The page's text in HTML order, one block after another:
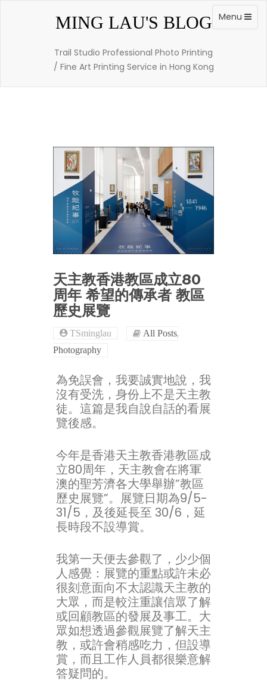
MING LAU'S BLOG
Trail Studio Professional Photo Printing
/ Fine Art Printing Service in Hong Kong
Toggle
navigation
Menu
天主教香港教區成立80
周年 希望的傳承者 教區
歷史展覽
TSminglau All Posts,
Photography
為免誤會，我要誠實地說，我
沒有受洗，身份上不是天主教
徒。這篇是我自說自話的看展
覽後感。
今年是香港天主教香港教區成
立80周年，天主教會在將軍
澳的聖芳濟各大學舉辦”教區
歷史展覽”。展覽日期為9/5-
31/5，及後延長至 30/6，延
長時段不設導賞。
我第一天便去參觀了，少少個
人感覺：展覽的重點或許未必
很刻意面向不太認識天主教的
大眾，而是較注重讓信眾了解
或回顧教區的發展及事工。大
眾如想透過參觀展覽了解天主
教，或許會稍感吃力，但設導
賞，而且工作人員都很樂意解
答疑問的。